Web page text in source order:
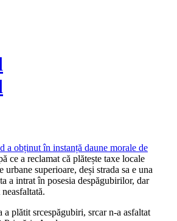
a obținut în instanță daune morale de
ce a reclamat că plătește taxe locale
urbane superioare, deși strada sa e una
a intrat în posesia despăgubirilor, dar